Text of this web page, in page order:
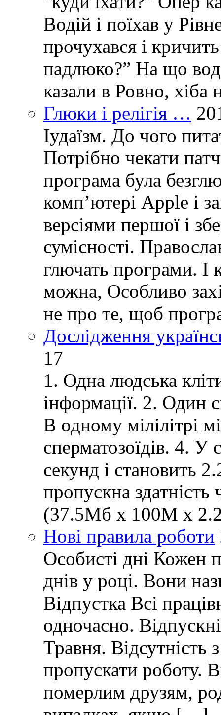
Водій і поїхав у
прочухався і
падлюко?” На що
казали в Ровно,
Глюки і релігія …
Іудаїзм. До чого
Потрібно чекати
програма була
комп’ютері Apple і
версіями першої і
сумісності.
глючать програми. І
можна, Особливо
не про те, щоб
Дослідження
17
1. Одна людська
інформації. 2. Один
В одному мілілітрі
сперматозоїдів. 4. У
секунд і становить
пропускна
(37.5Мб x 100M x
Нові правила роботи
Особисті дні Кожен
днів у році. Вони
Відпустка Всі
одночасно.
Травня.
пропускати роботу.
померлим друзям,